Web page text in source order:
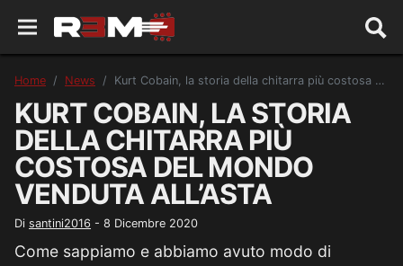
Home News Kurt Cobain, la storia della chitarra più costosa del mondo venduta all’asta
KURT COBAIN, LA STORIA
DELLA CHITARRA PIÙ
COSTOSA DEL MONDO
VENDUTA ALL’ASTA
Di santini2016 - 8 Dicembre 2020
Come sappiamo e abbiamo avuto modo di